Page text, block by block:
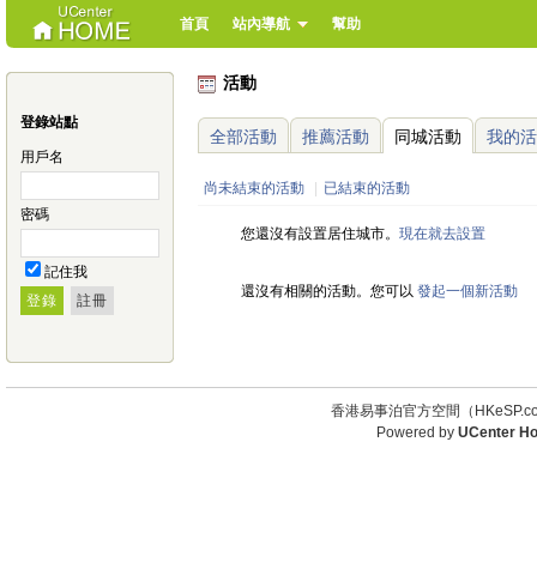
首頁 站內導航 幫助
登錄站點
用戶名
密碼
記住我
活動
全部活動 推薦活動 同城活動 我的
尚未結束的活動 已結束的活動
您還沒有設置居住城市。 現在就去設置
還沒有相關的活動。您可以 發起一個新活動
香港易事泊官方空間（
Powered by UCenter